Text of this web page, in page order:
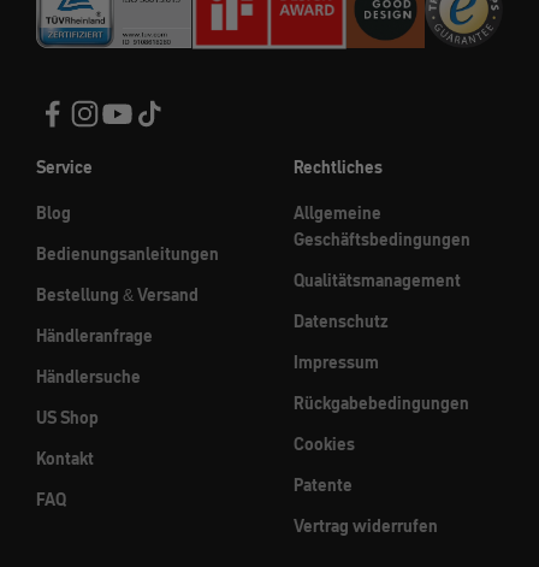
Service
Blog
Bedienungsanleitungen
Bestellung & Versand
Händleranfrage
Händlersuche
US Shop
Kontakt
FAQ
Rechtliches
Allgemeine
Geschäftsbedingungen
Qualitätsmanagement
Datenschutz
Impressum
Rückgabebedingungen
Cookies
Patente
Vertrag widerrufen